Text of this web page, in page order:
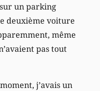
un parking
deuxième voiture
même
pas tout
j’avais un